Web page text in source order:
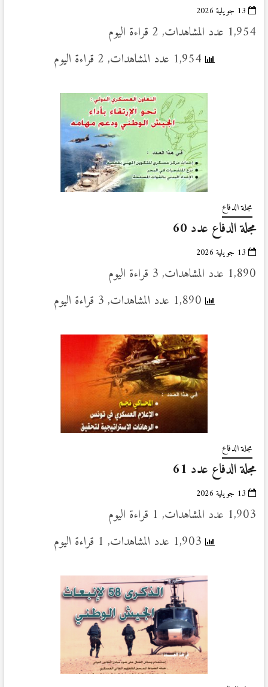
13 جويلية 2026
1,954 عدد المشاهدات, 2 قراءة اليوم
مجلة الدفاع
مجلة الدفاع عدد 60
13 جويلية 2026
1,890 عدد المشاهدات, 3 قراءة اليوم
مجلة الدفاع
مجلة الدفاع عدد 61
13 جويلية 2026
1,903 عدد المشاهدات, 1 قراءة اليوم